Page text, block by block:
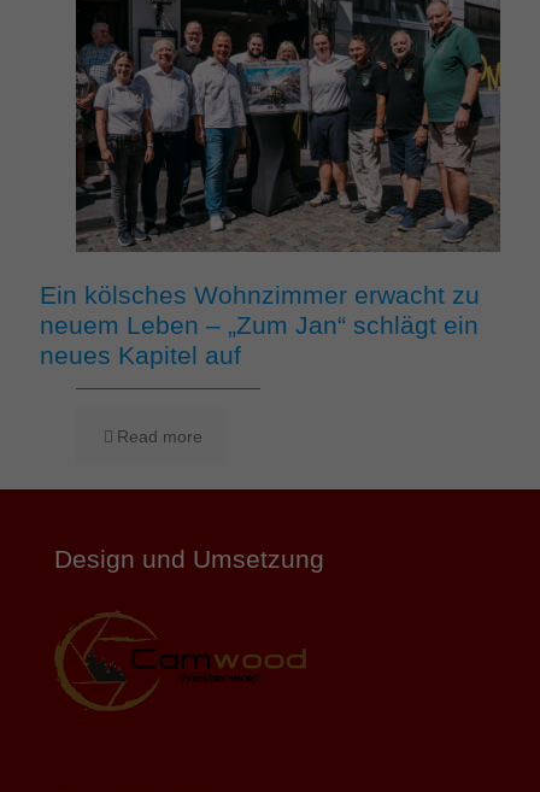
Ein kölsches Wohnzimmer erwacht zu
neuem Leben – „Zum Jan“ schlägt ein
neues Kapitel auf
Read more
Design und Umsetzung